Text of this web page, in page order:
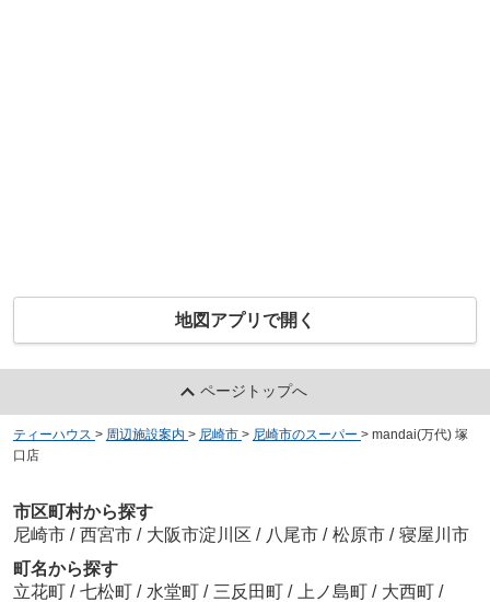
地図アプリで開く
ページトップへ
ティーハウス > 周辺施設案内 > 尼崎市 > 尼崎市のスーパー > mandai(万代) 塚
口店
市区町村から探す
尼崎市 / 西宮市 / 大阪市淀川区 / 八尾市 / 松原市 / 寝屋川市
町名から探す
立花町 / 七松町 / 水堂町 / 三反田町 / 上ノ島町 / 大西町 /